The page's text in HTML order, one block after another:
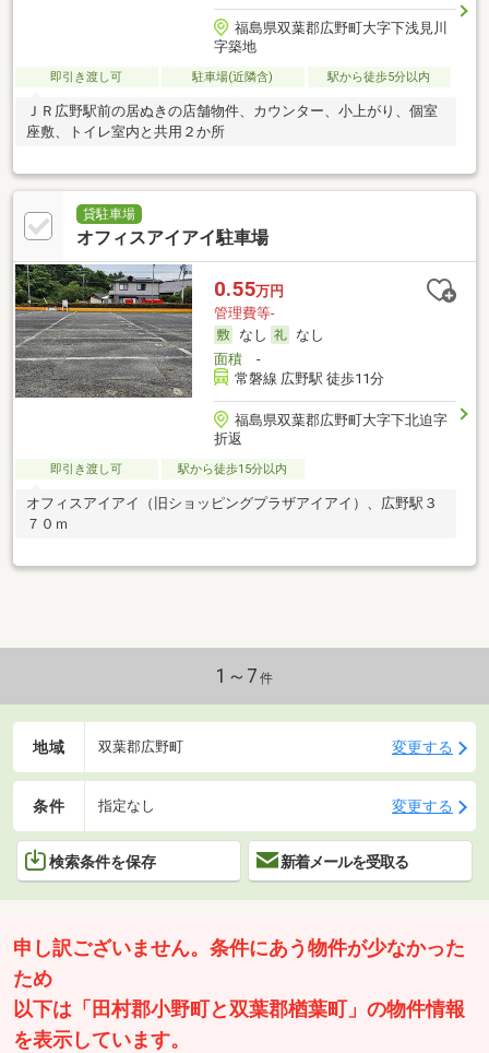
福島県双葉郡広野町大字下浅見川
字築地
即引き渡し可 駐車場(近隣含) 駅から徒歩5分以内
ＪＲ広野駅前の居ぬきの店舗物件、カウンター、小上がり、個室
座敷、トイレ室内と共用２か所
貸駐車場
オフィスアイアイ駐車場
0.55万円
管理費等-
なし
なし
面積-
常磐線 広野駅 徒歩11分
福島県双葉郡広野町大字下北迫字
折返
即引き渡し可 駅から徒歩15分以内
オフィスアイアイ（旧ショッピングプラザアイアイ）、広野駅３
７０ｍ
1～7 件
地域 双葉郡広野町 変更する
条件 指定なし 変更する
検索条件を保存 新着メールを受取る
申し訳ございません。条件にあう物件が少なかった
ため
以下は「田村郡小野町と双葉郡楢葉町」の物件情報
を表示しています。